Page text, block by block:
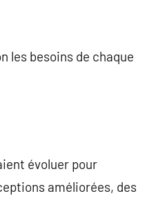
les besoins de chaque
évoluer pour
améliorées, des